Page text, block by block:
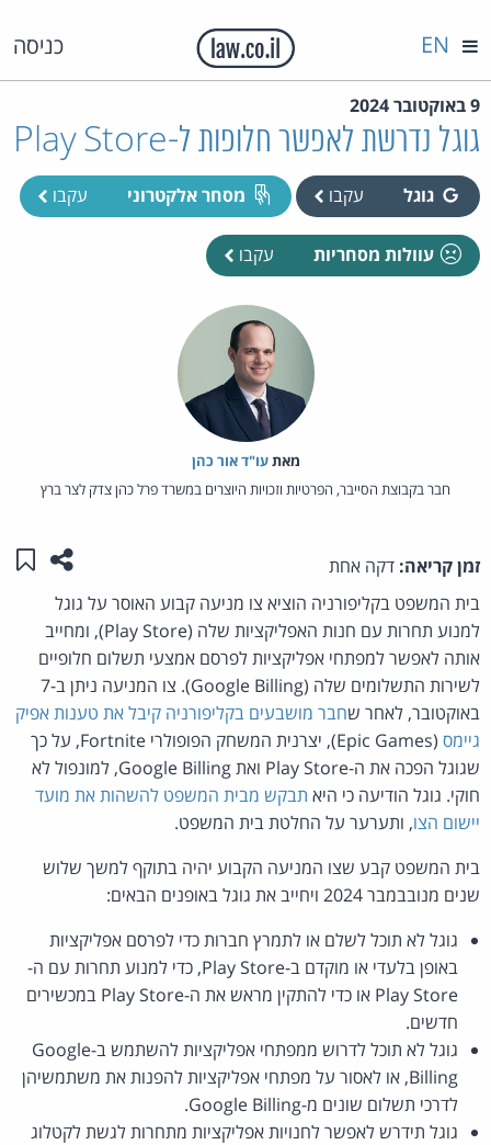
כניסה EN
9 באוקטובר 2024
גוגל נדרשת לאפשר חלופות ל-Play Store
גוגל עקבו מסחר אלקטרוני עקבו
עוולות מסחריות עקבו
מאת‏עו"ד אור כהן
חבר בקבוצת הסייבר, הפרטיות וזכויות היוצרים במשרד פרל כהן צדק לצר ברץ
זמן קריאה: דקה אחת שתפו
בית המשפט בקליפורניה הוציא צו מניעה קבוע האוסר על גוגל
למנוע תחרות עם חנות האפליקציות שלה (Play Store), ומחייב
אותה לאפשר למפתחי אפליקציות לפרסם אמצעי תשלום חלופיים
לשירות התשלומים שלה (Google Billing). צו המניעה ניתן ב-7
באוקטובר, לאחר שחבר מושבעים בקליפורניה קיבל את טענות אפיק
גיימס
(Epic Games), יצרנית המשחק הפופולרי Fortnite, על כך
שגוגל הפכה את ה-Play Store ואת Google Billing, למונפול לא
חוקי. גוגל הודיעה כי היא תבקש מבית המשפט להשהות את מועד
יישום הצו, ותערער על החלטת בית המשפט.
בית המשפט קבע שצו המניעה הקבוע יהיה בתוקף למשך שלוש
שנים מנובבמבר 2024 ויחייב את גוגל באופנים הבאים:
גוגל לא תוכל לשלם או לתמרץ חברות כדי לפרסם אפליקציות
באופן בלעדי או מוקדם ב-Play Store, כדי למנוע תחרות עם ה-
Play Store או כדי להתקין מראש את ה-Play Store במכשירים
חדשים.
גוגל לא תוכל לדרוש ממפתחי אפליקציות להשתמש ב-Google
Billing, או לאסור על מפתחי אפליקציות להפנות את משתמשיהן
לדרכי תשלום שונים מ-Google Billing.
גוגל תידרש לאפשר לחנויות אפליקציות מתחרות לגשת לקטלוג